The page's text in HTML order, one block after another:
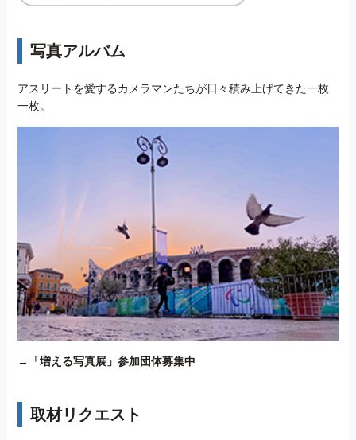
写真アルバム
アスリートを愛するカメラマンたちが日々積み上げてきた一枚
一枚。
→ 「増える写真展」参加団体募集中
取材リクエスト